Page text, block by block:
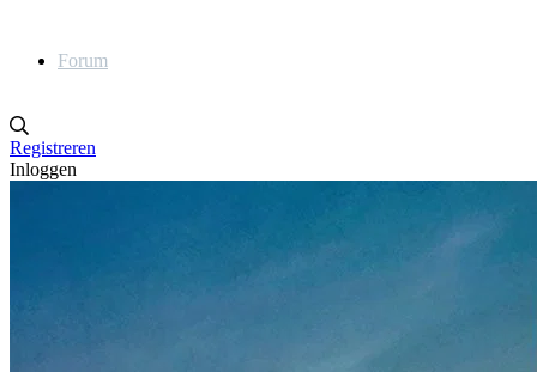
Forum
Registreren
Inloggen